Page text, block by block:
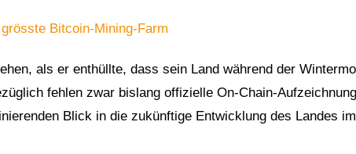
Bitcoin-Mining-Farm
als er enthüllte, dass sein Land während der
fehlen zwar bislang offizielle On-Chain-
Blick in die zukünftige Entwicklung des Landes